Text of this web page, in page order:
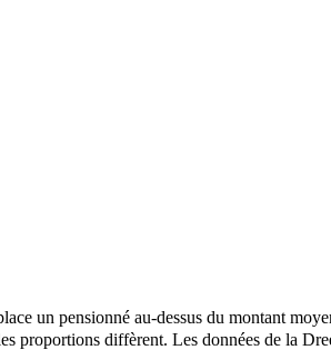
un pensionné au-dessus du montant
proportions diffèrent. Les données de la